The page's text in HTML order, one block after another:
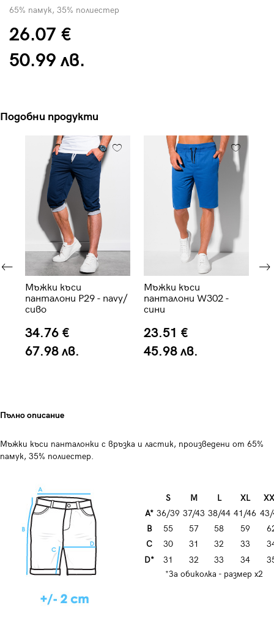
65% памук, 35% полиестер
26.07 €
50.99 лв.
Подобни продукти
Мъжки къси
панталони P29 - navy/
сиво
34.76 €
67.98 лв.
Мъжки къси
панталони W302 -
сини
23.51 €
45.98 лв.
Пълно описание
Мъжки къси панталонки с връзка и ластик, произведени от 65%
памук, 35% полиестер.
S M L XL
A* 36/39 37/43 38/44 41/46
B
55 57 58 59
C
30 31 32 33
D*
31 32 33 34
*За обиколка - размер х2